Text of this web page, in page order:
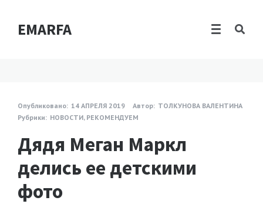
EMARFA
Опубликовано: 14 АПРЕЛЯ 2019 Автор: ТОЛКУНОВА ВАЛЕНТИНА
Рубрики: НОВОСТИ, РЕКОМЕНДУЕМ
Дядя Меган Маркл
делись ее детскими
фото